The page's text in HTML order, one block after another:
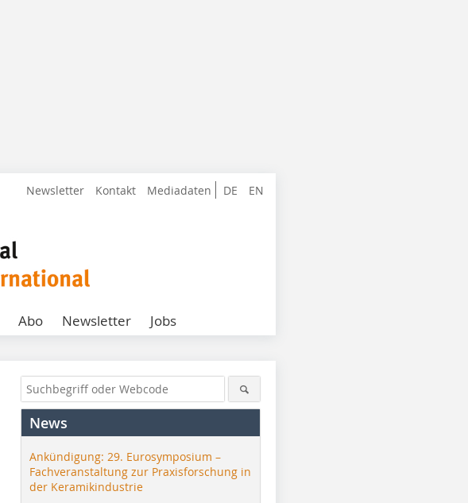
DE EN
Newsletter Kontakt Mediadaten
Abo Newsletter Jobs
News
Ankündigung: 29. Eurosymposium –
Fachveranstaltung zur Praxisforschung in
der Keramikindustrie